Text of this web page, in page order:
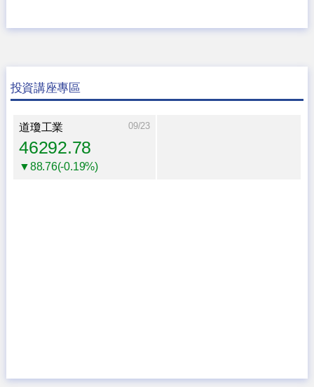
投資講座專區
道瓊工業 09/23
46292.78
▼88.76(-0.19%)